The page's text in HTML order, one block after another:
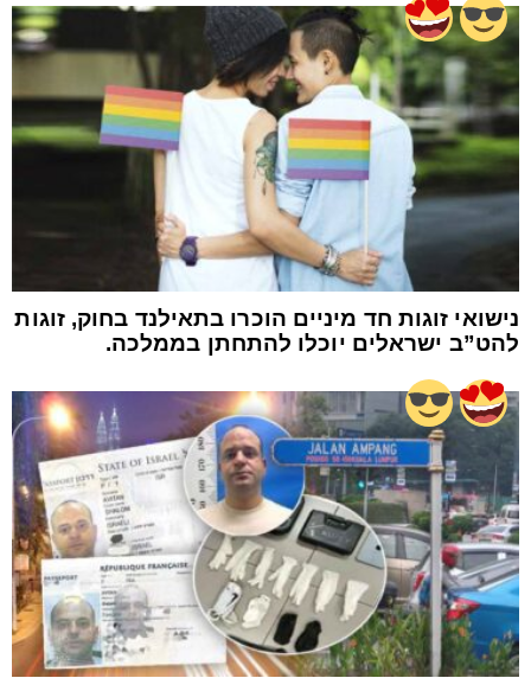
נישואי זוגות חד מיניים הוכרו בתאילנד בחוק, זוגות
להט”ב ישראלים יוכלו להתחתן בממלכה.